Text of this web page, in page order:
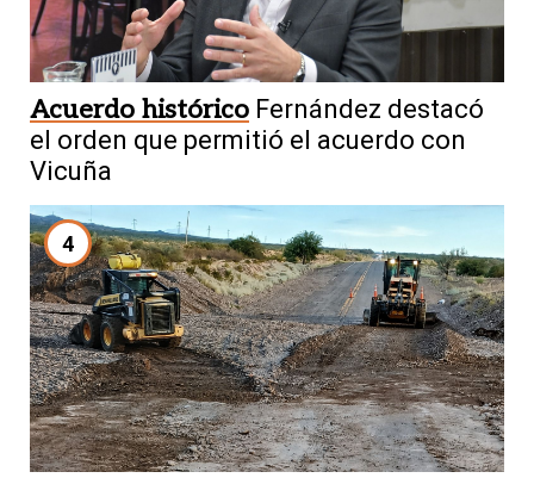
Acuerdo histórico Fernández destacó
el orden que permitió el acuerdo con
Vicuña
4